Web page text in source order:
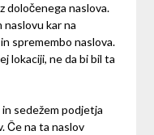
določenega naslova.
kar na
spremembo naslova.
lokaciji, ne da bi bil ta
sedežem podjetja
Če na ta naslov